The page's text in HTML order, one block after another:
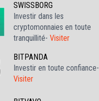
SWISSBORG
Investir dans les
cryptomonnaies en toute
tranquillité- Visiter
BITPANDA
Investir en toute confiance-
Visiter